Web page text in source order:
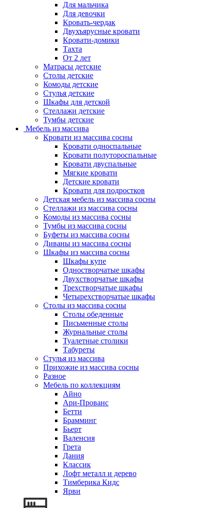
Для мальчика
Для девочки
Кровать-чердак
Двухъярусные кровати
Кровати-домики
Тахта
От 2 лет
Матрасы детские
Столы детские
Комоды детские
Стулья детские
Шкафы для детской
Стеллажи детские
Тумбы детские
Мебель из массива
Кровати из массива сосны
Кровати односпальные
Кровати полутороспальные
Кровати двуспальные
Мягкие кровати
Детские кровати
Кровати для подростков
Детская мебель из массива сосны
Стеллажи из массива сосны
Комоды из массива сосны
Тумбы из массива сосны
Буфеты из массива сосны
Диваны из массива сосны
Шкафы из массива сосны
Шкафы купе
Одностворчатые шкафы
Двухстворчатые шкафы
Трехстворчатые шкафы
Четырехстворчатые шкафы
Столы из массива сосны
Столы обеденные
Письменные столы
Журнальные столы
Туалетные столики
Табуреты
Стулья из массива
Прихожие из массива сосны
Разное
Мебель по коллекциям
Айно
Ари-Прованс
Бетти
Брамминг
Бьерт
Валенсия
Грета
Дания
Классик
Лофт металл и дерево
Тимберика Кидс
Ярви